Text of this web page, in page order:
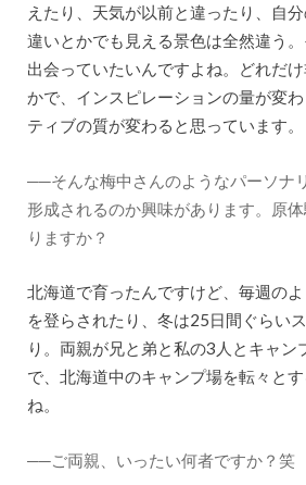
えたり、天気が以前と違ったり、自
違いとかでも見える景色は全然違う
出会っていたいんですよね。どれだ
かで、インスピレーションの量が変
ティブの質が変わると思っています。
──そんな梅中さんのようなパーソナ
形成されるのか興味があります。原
りますか？
北海道で育ったんですけど、毎週の
を登らされたり、冬は25日間ぐらい
り。両親が兄と弟と私の3人とキャン
で、北海道中のキャンプ場を転々と
ね。
──ご両親、いったい何者ですか？笑